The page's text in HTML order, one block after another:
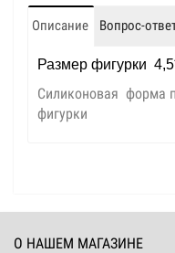
Описание Вопрос-
Размер фигурки
Силиконовая форма
фигурки
О НАШЕМ МАГАЗИНЕ